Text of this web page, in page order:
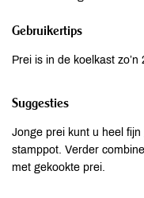
Gebruikertips
Prei is in de koelkast
Suggesties
Jonge prei kunt u heel
stamppot. Verder
met gekookte prei.